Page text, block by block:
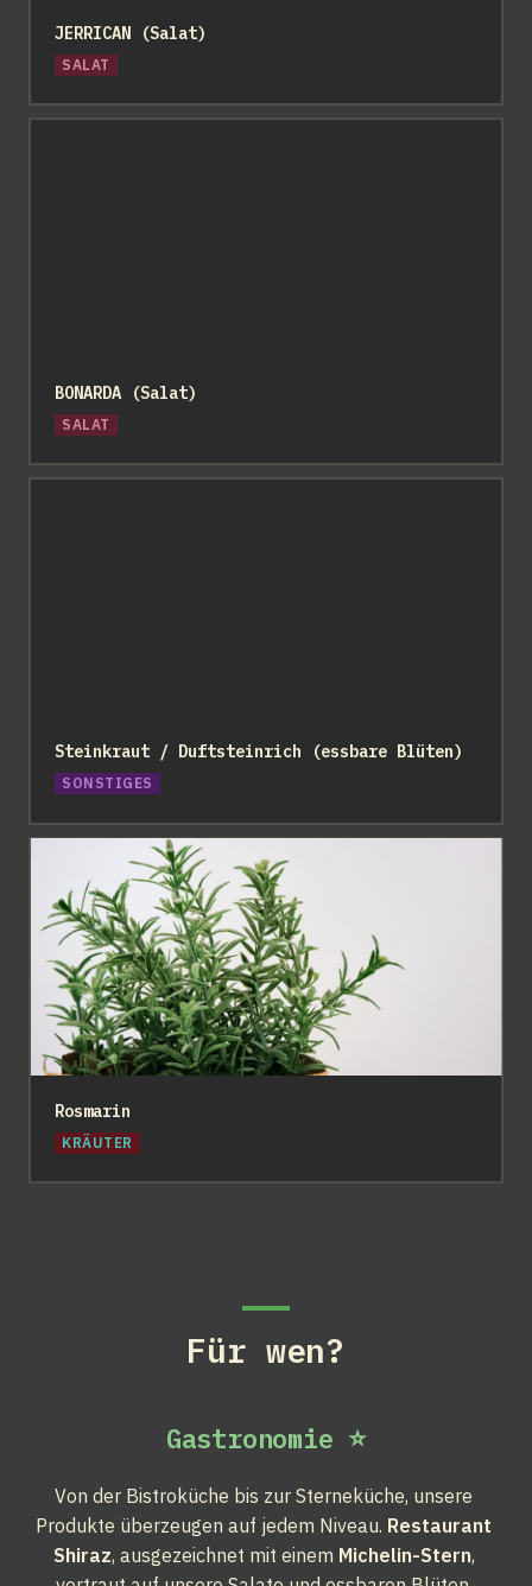
JERRICAN (Salat)
SALAT
BONARDA (Salat)
SALAT
Steinkraut / Duftsteinrich (essbare Blüten)
SONSTIGES
Rosmarin
KRÄUTER
Für wen?
Gastronomie ⭐
Von der Bistroküche bis zur Sterneküche, unsere
Produkte überzeugen auf jedem Niveau. Restaurant
Shiraz, ausgezeichnet mit einem Michelin-Stern,